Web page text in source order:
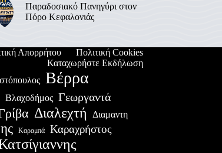
Παραδοσιακό Πανηγύρι στον
Πόρο Κεφαλονιάς
Απορρήτου
Πολιτική Cookies
Καταχωρήστε Εκδήλωση
Βέρρα
Βλαχοδήμος Γεωργαντά
Διαλεχτή Διαμαντη
Καραμπά Καραχρήστος